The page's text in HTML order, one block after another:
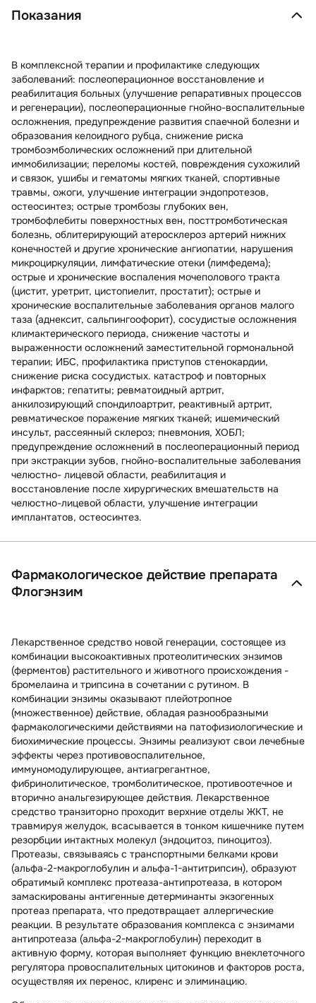
Показания
В комплексной терапии и профилактике следующих
заболеваний: послеоперационное восстановление и
реабилитация больных (улучшение репаративных процессов
и регенерации), послеоперационные гнойно-воспалительные
осложнения, предупреждение развития спаечной болезни и
образования келоидного рубца, снижение риска
тромбоэмболических осложнений при длительной
иммобилизации; переломы костей, повреждения сухожилий
и связок, ушибы и гематомы мягких тканей, спортивные
травмы, ожоги, улучшение интеграции эндопротезов,
остеосинтез; острые тромбозы глубоких вен,
тромбофлебиты поверхностных вен, посттромботическая
болезнь, облитерирующий атеросклероз артерий нижних
конечностей и другие хронические ангиопатии, нарушения
микроциркуляции, лимфатические отеки (лимфедема);
острые и хронические воспаления мочеполового тракта
(цистит, уретрит, цистопиелит, простатит); острые и
хронические воспалительные заболевания органов малого
таза (аднексит, сальпингоофорит), сосудистые осложнения
климактерического периода, снижение частоты и
выраженности осложнений заместительной гормональной
терапии; ИБС, профилактика приступов стенокардии,
снижение риска сосудистых. катастроф и повторных
инфарктов; гепатиты; ревматоидный артрит,
анкилозирующий спондилоартрит, реактивный артрит,
ревматическое поражение мягких тканей; ишемический
инсульт, рассеянный склероз; пневмония, ХОБЛ;
предупреждение осложнений в послеоперационный период
при экстракции зубов, гнойно-воспалительные заболевания
челюстно- лицевой области, реабилитация и
восстановление после хирургических вмешательств на
челюстно-лицевой области, улучшение интеграции
имплантатов, остеосинтез.
Фармакологическое действие препарата
Флогэнзим
Лекарственное средство новой генерации, состоящее из
комбинации высокоактивных протеолитических энзимов
(ферментов) растительного и животного происхождения -
бромелаина и трипсина в сочетании с рутином. В
комбинации энзимы оказывают плейотропное
(множественное) действие, обладая разнообразными
фармакологическими действиями на патофизиологические и
биохимические процессы. Энзимы реализуют свои лечебные
эффекты через противовоспалительное,
иммуномодулирующее, антиагрегантное,
фибринолитическое, тромболитическое, противоотечное и
вторично анальгезирующее действия. Лекарственное
средство транзиторно проходит верхние отделы ЖКТ, не
травмируя желудок, всасывается в тонком кишечнике путем
резорбции интактных молекул (эндоцитоз, пиноцитоз).
Протеазы, связываясь с транспортными белками крови
(альфа-2-макроглобулин и альфа-1-антитрипсин), образуют
обратимый комплекс протеаза-антипротеаза, в котором
замаскированы антигенные детерминанты экзогенных
протеаз препарата, что предотвращает аллергические
реакции. В результате образования комплекса с энзимами
антипротеаза (альфа-2-макроглобулин) переходит в
активную форму, которая выполняет функцию внеклеточного
регулятора провоспалительных цитокинов и факторов роста,
осуществляя их перенос, клиренс и элиминацию.